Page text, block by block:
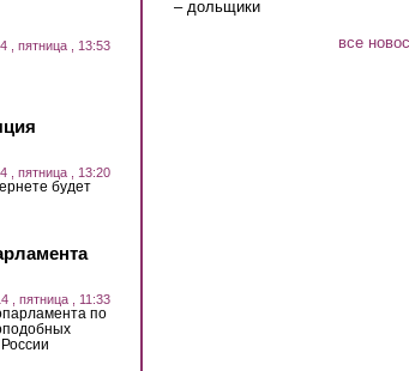
, пятница , 13:53
, пятница , 13:20
будет
, пятница , 11:33
по
– дольщики
все